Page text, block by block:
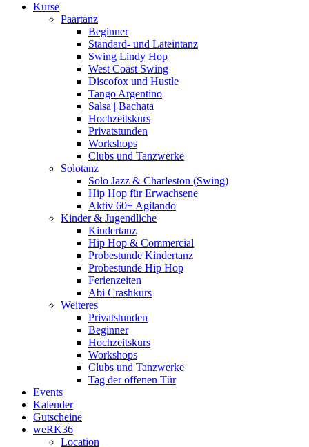
Kurse
Paartanz
Beginner
Standard- und Lateintanz
Swing Lindy Hop
West Coast Swing
Discofox und Hustle
Tango Argentino
Salsa | Bachata
Hochzeitskurs
Privatstunden
Workshops
Clubs und Tanzwerke
Solotanz
Solo Jazz & Charleston (Swing)
Hip Hop für Erwachsene
Aktiv 60+ Agilando
Kinder & Jugendliche
Kindertanz
Hip Hop & Commercial
Probestunde Kindertanz
Probestunde Hip Hop
Ferienzeiten
Abi Crashkurs
Weiteres
Privatstunden
Beginner
Hochzeitskurs
Workshops
Clubs und Tanzwerke
Tag der offenen Tür
Events
Kalender
Gutscheine
weRK36
Location